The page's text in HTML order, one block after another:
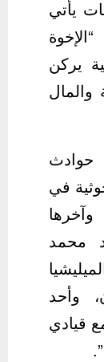
يأتي
يركن
والمال
حوادث
في
محمد
وأحد
قيادي